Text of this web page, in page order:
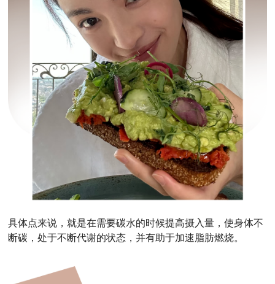
具体点来说，就是在需要碳水的时候提高摄入量，使身体不
断碳，处于不断代谢的状态，并有助于加速脂肪燃烧。